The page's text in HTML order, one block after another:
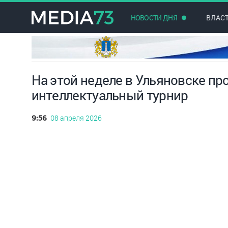
НОВОСТИ ДНЯ
На этой неделе в Ульяновске
интеллектуальный турнир
9:56 08 апреля 2026